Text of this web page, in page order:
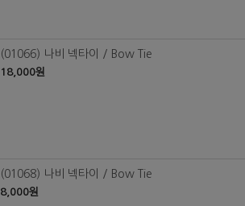
(01066) 나비 넥타이 / Bow Tie
18,000원
(01068) 나비 넥타이 / Bow Tie
8,000원